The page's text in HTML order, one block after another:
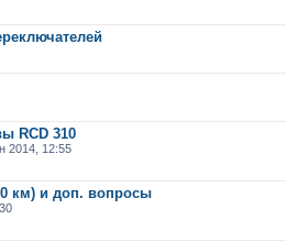
RCD 310
2014, 12:55
км) и доп. вопросы